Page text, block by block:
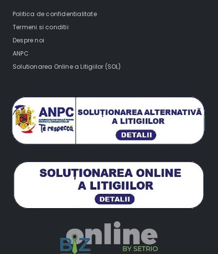
Politica de confidentialitate
Termeni si conditii
Despre noi
ANPC
Solutionarea Online a Litigiilor (SOL)